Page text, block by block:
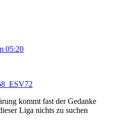
05:20
kommt fast der Gedanke
Liga nichts zu suchen